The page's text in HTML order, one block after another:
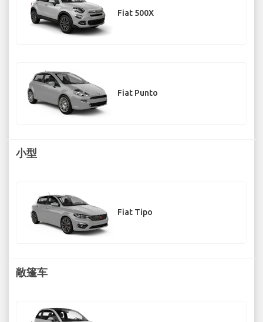
Fiat 500X
Fiat Punto
小型
Fiat Tipo
敞篷车